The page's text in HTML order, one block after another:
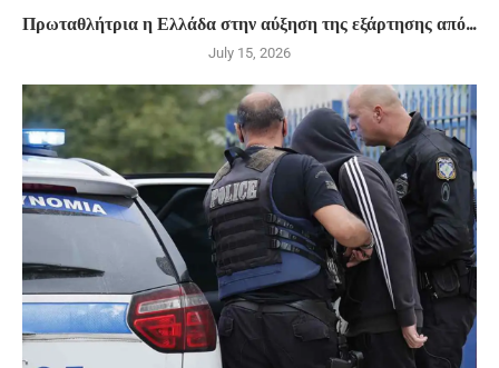
Πρωταθλήτρια η Ελλάδα στην αύξηση της εξάρτησης από...
July 15, 2026